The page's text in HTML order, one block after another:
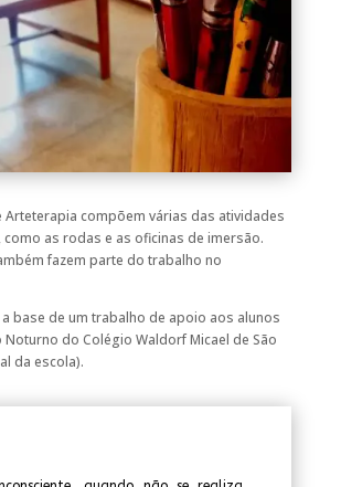
Arteterapia compõem várias das atividades
as rodas e as oficinas de imersão.
fazem parte do trabalho no
base de um trabalho de apoio aos alunos
Noturno do Colégio Waldorf Micael de São
da escola).